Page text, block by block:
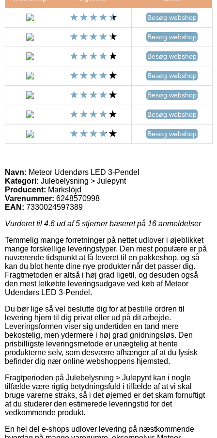
Besøg webshop
Besøg webshop
Besøg webshop
Besøg webshop
Besøg webshop
Besøg webshop
Besøg webshop
Navn: Meteor Udendørs LED 3-Pendel
Kategori: Julebelysning > Julepynt
Producent: Markslöjd
Varenummer: 6248570998
EAN: 7330024597389
Vurderet til 4.6 ud af 5 stjerner baseret på 16 anmeldelser
Temmelig mange forretninger på nettet udlover i øjeblikket
mange forskellige leveringstyper. Den mest populære er på
nuværende tidspunkt at få leveret til en pakkeshop, og så
kan du blot hente dine nye produkter når det passer dig.
Fragtmetoden er altså i høj grad ligetil, og desuden også
den mest letkøbte leveringsudgave ved køb af Meteor
Udendørs LED 3-Pendel.
Du bør lige så vel beslutte dig for at bestille ordren til
levering hjem til dig privat eller ud på dit arbejde.
Leveringsformen viser sig undertiden en tand mere
bekostelig, men ydermere i høj grad gnidningsløs. Den
prisbilligste leveringsmetode er unægtelig at hente
produkterne selv, som desværre afhænger af at du fysisk
befinder dig nær online webshoppens hjemsted.
Fragtperioden på Julebelysning > Julepynt kan i nogle
tilfælde være rigtig betydningsfuld i tilfælde af at vi skal
bruge varerne straks, så i det øjemed er det skam fornuftigt
at du studerer den estimerede leveringstid for det
vedkommende produkt.
En hel del e-shops udlover levering på næstkommende